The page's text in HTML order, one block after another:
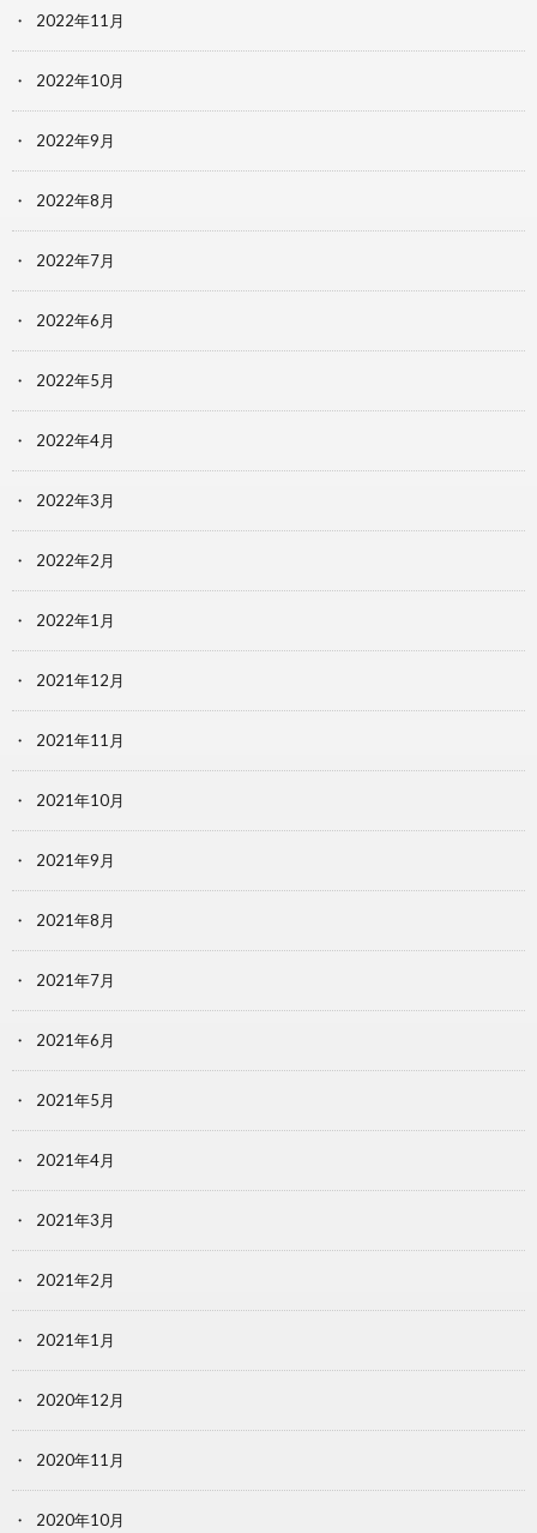
2022年11月
2022年10月
2022年9月
2022年8月
2022年7月
2022年6月
2022年5月
2022年4月
2022年3月
2022年2月
2022年1月
2021年12月
2021年11月
2021年10月
2021年9月
2021年8月
2021年7月
2021年6月
2021年5月
2021年4月
2021年3月
2021年2月
2021年1月
2020年12月
2020年11月
2020年10月